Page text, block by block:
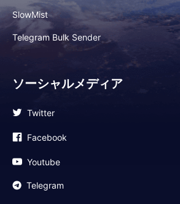
SlowMist
Telegram Bulk Sender
ソーシャルメディア
Twitter
Facebook
Youtube
Telegram